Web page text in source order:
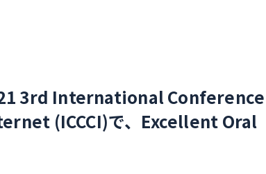
3rd International Conference
(ICCCI)で、Excellent Oral